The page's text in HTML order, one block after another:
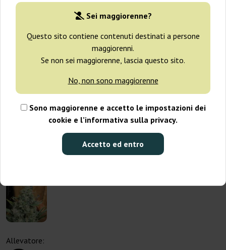
Sei maggiorenne?
Questo sito contiene contenuti destinati a persone
maggiorenni.
Se non sei maggiorenne, lascia questo sito.
No, non sono maggiorenne
Sono maggiorenne e accetto le impostazioni dei
cookie e l’informativa sulla privacy.
Accetto ed entro
Allevatore: